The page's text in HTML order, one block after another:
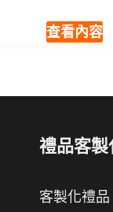
查看內容
禮品客製
客製化禮品